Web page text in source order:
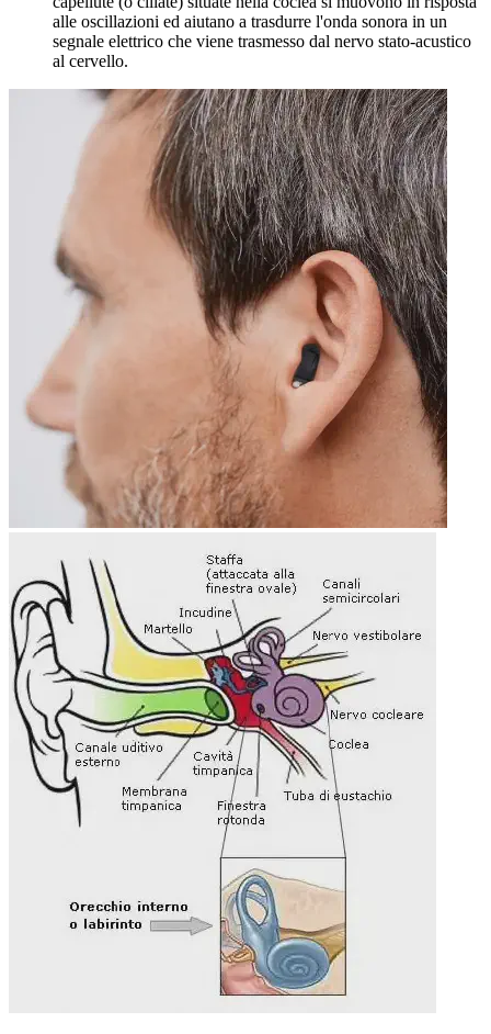
alle oscillazioni ed aiutano a trasdurre l'onda sonora in un
segnale elettrico che viene trasmesso dal nervo stato-acustico
al cervello.